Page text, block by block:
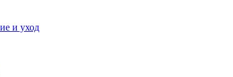
и уход